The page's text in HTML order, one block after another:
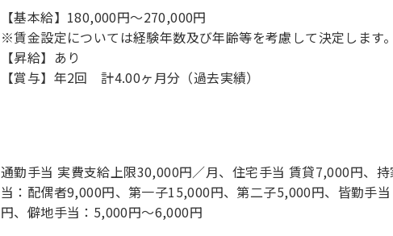
【基本給】180,000円～270,000円
※賃金設定については経験年数及び年齢等を考慮して決定します
【昇給】あり
【賞与】年2回 計4.00ヶ月分（過去実績）
通勤手当 実費支給上限30,000円／月、住宅手当 賃貸7,000円、
当：配偶者9,000円、第一子15,000円、第二子5,000円、皆勤手
円、僻地手当：5,000円～6,000円